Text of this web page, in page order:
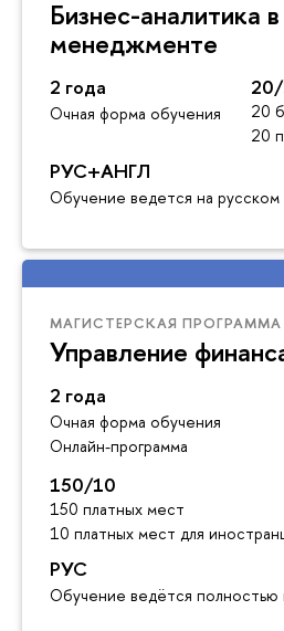
Бизнес-аналитика
менеджменте
2 года
Очная форма обучения
20
20
РУС+АНГЛ
Обучение ведется на русском
МАГИСТЕРСКАЯ ПРОГРАММА
Управление
2 года
Очная форма обучения
Онлайн-программа
150/10
150 платных мест
10 платных мест для
РУС
Обучение ведётся полностью